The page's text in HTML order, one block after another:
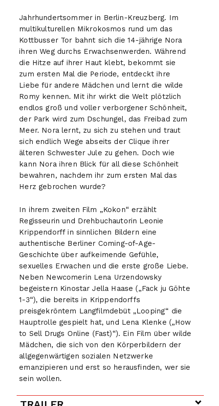
Jahrhundertsommer in Berlin-Kreuzberg. Im
multikulturellen Mikrokosmos rund um das
Kottbusser Tor bahnt sich die 14-jährige Nora
ihren Weg durchs Erwachsenwerden. Während
die Hitze auf ihrer Haut klebt, bekommt sie
zum ersten Mal die Periode, entdeckt ihre
Liebe für andere Mädchen und lernt die wilde
Romy kennen. Mit ihr wirkt die Welt plötzlich
endlos groß und voller verborgener Schönheit,
der Park wird zum Dschungel, das Freibad zum
Meer. Nora lernt, zu sich zu stehen und traut
sich endlich Wege abseits der Clique ihrer
älteren Schwester Jule zu gehen. Doch wie
kann Nora ihren Blick für all diese Schönheit
bewahren, nachdem ihr zum ersten Mal das
Herz gebrochen wurde?
In ihrem zweiten Film „Kokon“ erzählt
Regisseurin und Drehbuchautorin Leonie
Krippendorff in sinnlichen Bildern eine
authentische Berliner Coming-of-Age-
Geschichte über aufkeimende Gefühle,
sexuelles Erwachen und die erste große Liebe.
Neben Newcomerin Lena Urzendowsky
begeistern Kinostar Jella Haase („Fack ju Göhte
1-3“), die bereits in Krippendorffs
preisgekröntem Langfilmdebüt „Looping“ die
Hauptrolle gespielt hat, und Lena Klenke („How
to Sell Drugs Online (Fast)“). Ein Film über wilde
Mädchen, die sich von den Körperbildern der
allgegenwärtigen sozialen Netzwerke
emanzipieren und erst so herausfinden, wer sie
sein wollen.